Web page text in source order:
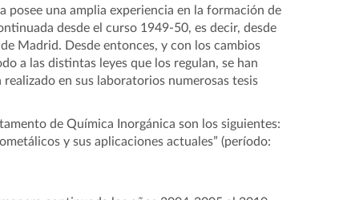
posee una amplia experiencia en la formación de
desde el curso 1949-50, es decir, desde
Madrid. Desde entonces, y con los cambios
a las distintas leyes que los regulan, se han
en sus laboratorios numerosas tesis
de Química Inorgánica son los siguientes:
y sus aplicaciones actuales” (período: